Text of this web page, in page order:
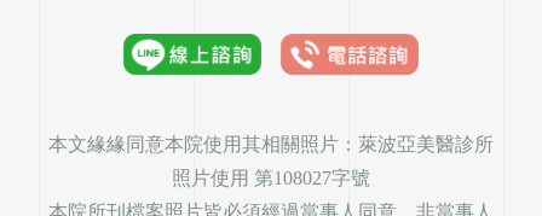
本文緣緣同意本院使用其相關照片：萊波亞美醫診所
照片使用 第108027字號